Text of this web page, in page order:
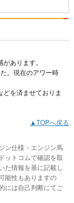
あります。
。現在のアワー時
を済ませておりま
▲TOPへ戻る
ン仕様・エンジン馬
ットコムで確認を取
た情報を基に記載し
能性もありますの
には自己判断にてご